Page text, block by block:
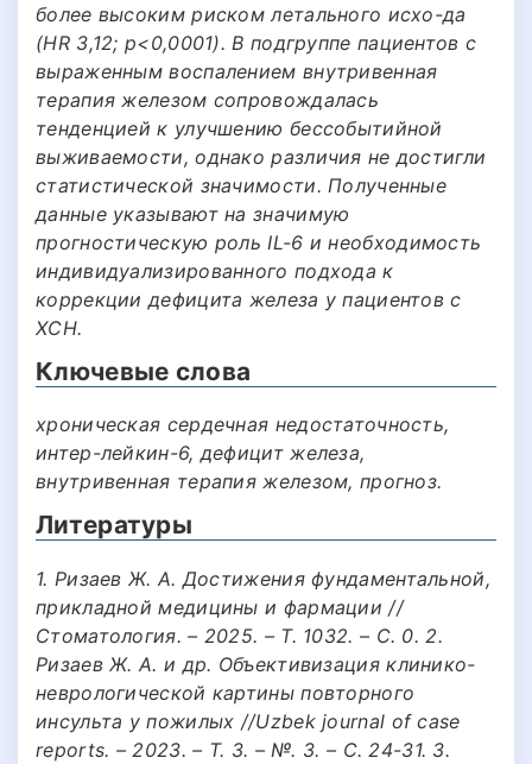
более высоким риском летального исхо-да
(HR 3,12; p<0,0001). В подгруппе пациентов с
выраженным воспалением внутривенная
терапия железом сопровождалась
тенденцией к улучшению бессобытийной
выживаемости, однако различия не достигли
статистической значимости. Полученные
данные указывают на значимую
прогностическую роль IL-6 и необходимость
индивидуализированного подхода к
коррекции дефицита железа у пациентов с
ХСН.
Ключевые слова
хроническая сердечная недостаточность,
интер-лейкин-6, дефицит железа,
внутривенная терапия железом, прогноз.
Литературы
1. Ризаев Ж. А. Достижения фундаментальной,
прикладной медицины и фармации //
Стоматология. – 2025. – Т. 1032. – С. 0. 2.
Ризаев Ж. А. и др. Объективизация клинико-
неврологической картины повторного
инсульта у пожилых //Uzbek journal of case
reports. – 2023. – Т. 3. – №. 3. – С. 24-31. 3.